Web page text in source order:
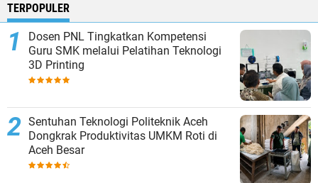
TERPOPULER
Dosen PNL Tingkatkan Kompetensi
Guru SMK melalui Pelatihan Teknologi
3D Printing
Sentuhan Teknologi Politeknik Aceh
Dongkrak Produktivitas UMKM Roti di
Aceh Besar